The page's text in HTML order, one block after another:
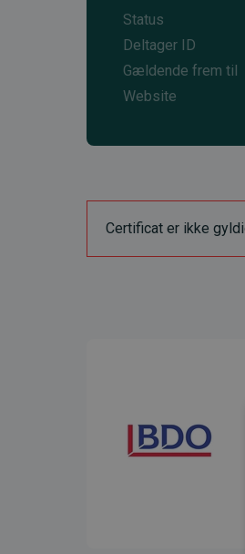
Status
Deltager ID
Gældende frem til
Website
Certificat er ikke